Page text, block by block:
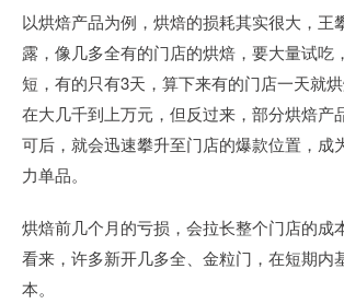
以烘焙产品为例，烘焙的损耗其实很大，王
露，像几多全有的门店的烘焙，要大量试吃
短，有的只有3天，算下来有的门店一天就
在大几千到上万元，但反过来，部分烘焙产
可后，就会迅速攀升至门店的爆款位置，成
力单品。
烘焙前几个月的亏损，会拉长整个门店的成
看来，许多新开几多全、金粒门，在短期内
本。